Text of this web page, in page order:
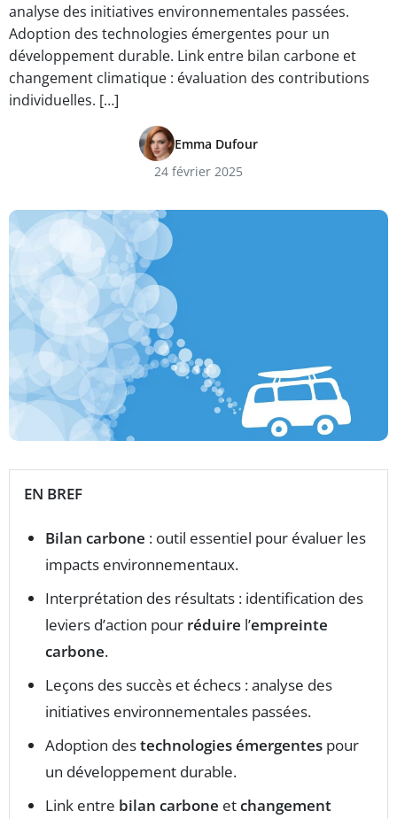
analyse des initiatives environnementales passées.
Adoption des technologies émergentes pour un
développement durable. Link entre bilan carbone et
changement climatique : évaluation des contributions
individuelles. […]
Emma Dufour
24 février 2025
EN BREF
Bilan carbone : outil essentiel pour évaluer les
impacts environnementaux.
Interprétation des résultats : identification des
leviers d’action pour réduire l’empreinte
carbone.
Leçons des succès et échecs : analyse des
initiatives environnementales passées.
Adoption destechnologies émergentes pour
un développement durable.
Link entre bilan carbone etchangement